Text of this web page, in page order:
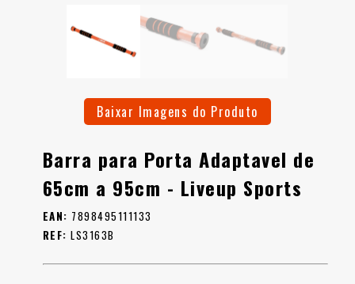
Baixar Imagens do Produto
Barra para Porta Adaptavel de
65cm a 95cm - Liveup Sports
EAN: 7898495111133
REF:LS3163B